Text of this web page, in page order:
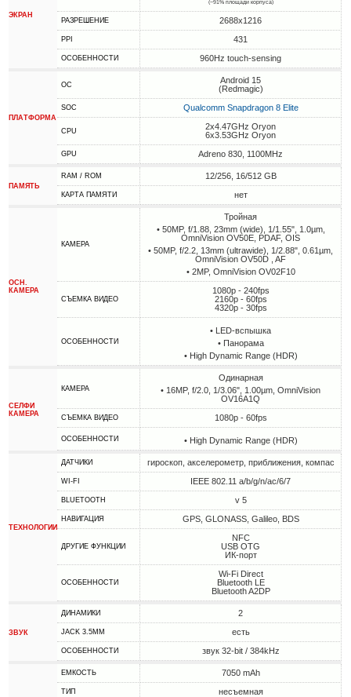
ЭКРАН
(~91% площади корпуса)
РАЗРЕШЕНИЕ 2688x1216
PPI 431
ОСОБЕННОСТИ 960Hz touch-sensing
ПЛАТФОРМА
ОС
Android 15
(Redmagic)
SOC Qualcomm Snapdragon 8 Elite
CPU
2x4.47GHz Oryon
6x3.53GHz Oryon
GPU Adreno 830, 1100MHz
ПАМЯТЬ
RAM / ROM 12/256, 16/512 GB
КАРТА ПАМЯТИ нет
ОСН.
КАМЕРА
КАМЕРА
Тройная
• 50MP, f/1.88, 23mm (wide), 1/1.55", 1.0µm,
OmniVision OV50E, PDAF, OIS
• 50MP, f/2.2, 13mm (ultrawide), 1/2.88", 0.61µm,
OmniVision OV50D , AF
• 2MP, OmniVision OV02F10
СЪЕМКА ВИДЕО
1080p - 240fps
2160p - 60fps
4320p - 30fps
ОСОБЕННОСТИ
• LED-вспышка
• Панорама
• High Dynamic Range (HDR)
СЕЛФИ
КАМЕРА
КАМЕРА
Одинарная
• 16MP, f/2.0, 1/3.06", 1.00µm, OmniVision
OV16A1Q
СЪЕМКА ВИДЕО 1080p - 60fps
ОСОБЕННОСТИ • High Dynamic Range (HDR)
ТЕХНОЛОГИИ
ДАТЧИКИ гироскоп, акселерометр, приближения, компас
WI-FI IEEE 802.11 a/b/g/n/ac/6/7
BLUETOOTH v 5
НАВИГАЦИЯ GPS, GLONASS, Galileo, BDS
ДРУГИЕ ФУНКЦИИ
NFC
USB OTG
ИК-порт
ОСОБЕННОСТИ
Wi-Fi Direct
Bluetooth LE
Bluetooth A2DP
ЗВУК
ДИНАМИКИ 2
JACK 3.5MM есть
ОСОБЕННОСТИ звук 32-bit / 384kHz
ЕМКОСТЬ 7050 mAh
ТИП несъемная